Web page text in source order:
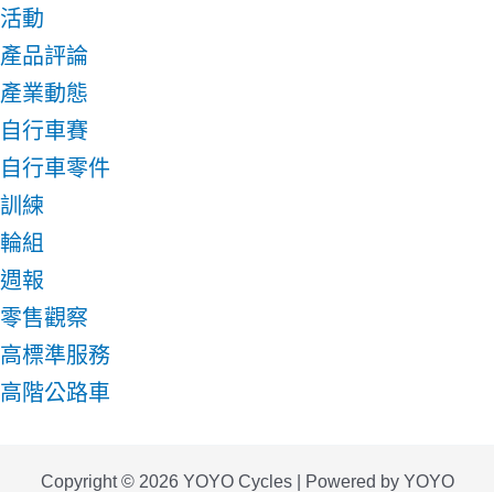
活動
產品評論
產業動態
自行車賽
自行車零件
訓練
輪組
週報
零售觀察
高標準服務
高階公路車
Copyright © 2026 YOYO Cycles | Powered by YOYO